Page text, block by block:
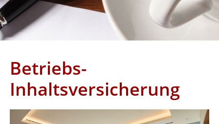
Betriebs-
Inhaltsversicherung